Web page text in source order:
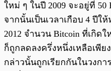
ใหม่ ๆ ในปี 2009 จะอยู่ที่
จากนั้นเป็นเวลาเกือบ 4 ปีใ
2012 จำนวน Bitcoin ที่เกิด
ก็ถูกลดลงครึ่งหนึ่งเหลือเพีย
กล่าวนั้นถูกเรียกกันในวงกา